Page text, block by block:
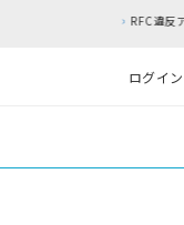
RFC違反アドレスのご
ログイ